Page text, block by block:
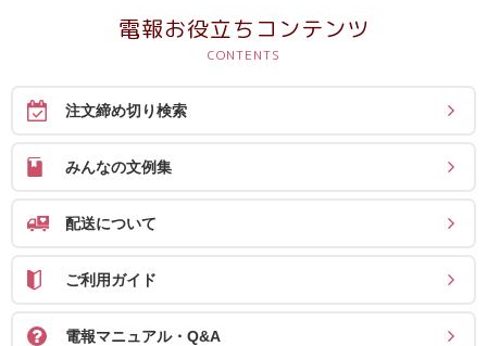
向
サ
ビ
電報お役立ちコンテンツ
注文締め切り検索
みんなの文例集
配送について
ご利用ガイド
電報マニュアル・Q&A